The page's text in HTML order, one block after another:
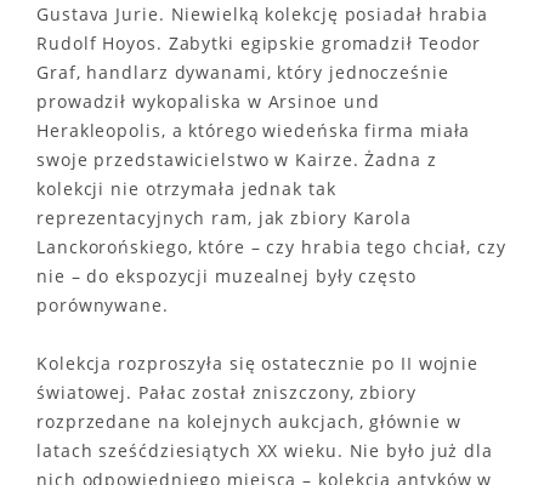
Gustava Jurie. Niewielką kolekcję posiadał hrabia
Rudolf Hoyos. Zabytki egipskie gromadził Teodor
Graf, handlarz dywanami, który jednocześnie
prowadził wykopaliska w Arsinoe und
Herakleopolis, a którego wiedeńska firma miała
swoje przedstawicielstwo w Kairze. Żadna z
kolekcji nie otrzymała jednak tak
reprezentacyjnych ram, jak zbiory Karola
Lanckorońskiego, które – czy hrabia tego chciał, czy
nie – do ekspozycji muzealnej były często
porównywane.
Kolekcja rozproszyła się ostatecznie po II wojnie
światowej. Pałac został zniszczony, zbiory
rozprzedane na kolejnych aukcjach, głównie w
latach sześćdziesiątych XX wieku. Nie było już dla
nich odpowiedniego miejsca – kolekcja antyków w